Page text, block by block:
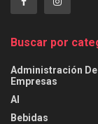
Buscar por
Administración De
Empresas
AI
Bebidas